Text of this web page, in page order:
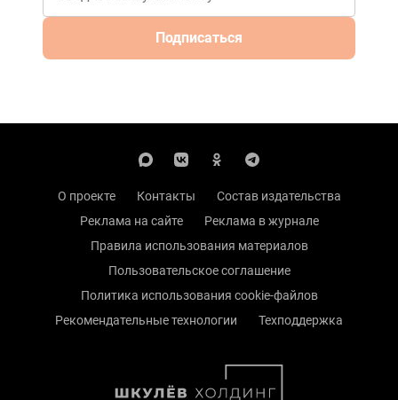
Подписаться
О проекте Контакты
Состав издательства
Реклама на сайте
Реклама в журнале
Правила использования материалов
Пользовательское соглашение
Политика использования cookie-файлов
Рекомендательные технологии
Техподдержка